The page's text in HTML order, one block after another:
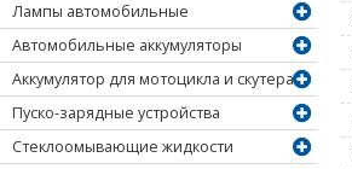
Лампы автомобильные
Автомобильные аккумуляторы
Аккумулятор для мотоцикла и скутера
Пуско-зарядные устройства
Стеклоомывающие жидкости